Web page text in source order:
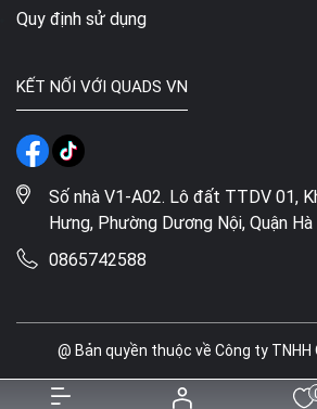
Quy định sử dụng
KẾT NỐI VỚI QUADS VN
Số nhà V1-A02. Lô đất TTDV 01,
Hưng, Phường Dương Nội, Quận
0865742588
@ Bản quyền thuộc về Công ty